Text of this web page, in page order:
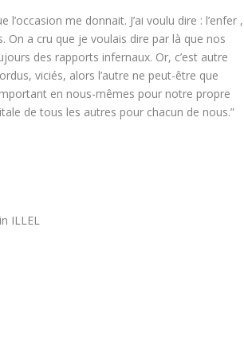
me donnait. J’ai voulu dire : l’enfer ,
On a cru que je voulais dire par là que nos
des rapports infernaux. Or, c’est autre
viciés, alors l’autre ne peut-être que
en nous-mêmes pour notre propre
de tous les autres pour chacun de nous.”
ILLEL